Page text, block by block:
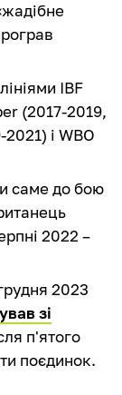
IBF
(2017-2019,
і WBO
саме до бою
2022 –
2023
зі
п'ятого
поєдинок.